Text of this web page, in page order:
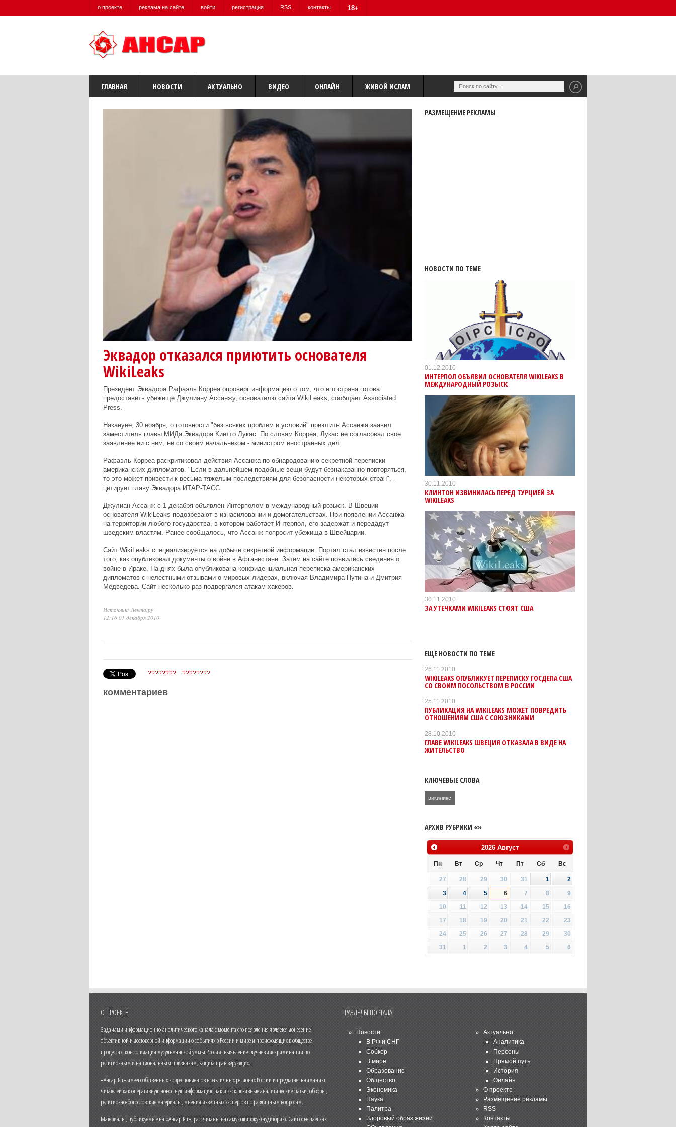
о проекте реклама на сайте войти регистрация RSS контакты 18+
ГЛАВНАЯ НОВОСТИ АКТУАЛЬНО ВИДЕО ОНЛАЙН ЖИВОЙ ИСЛАМ
Эквадор отказался приютить основателя
WikiLeaks
Президент Эквадора Рафаэль Корреа опроверг информацию о том, что его страна готова
предоставить убежище Джулиану Ассанжу, основателю сайта WikiLeaks, сообщает Associated
Press.
Накануне, 30 ноября, о готовности "без всяких проблем и условий" приютить Ассанжа заявил
заместитель главы МИДа Эквадора Кинтто Лукас. По словам Корреа, Лукас не согласовал свое
заявление ни с ним, ни со своим начальником - министром иностранных дел.
Рафаэль Корреа раскритиковал действия Ассанжа по обнародованию секретной переписки
американских дипломатов. "Если в дальнейшем подобные вещи будут безнаказанно повторяться,
то это может привести к весьма тяжелым последствиям для безопасности некоторых стран", -
цитирует главу Эквадора ИТАР-ТАСС.
Джулиан Ассанж c 1 декабря объявлен Интерполом в международный розыск. В Швеции
основателя WikiLeaks подозревают в изнасиловании и домогательствах. При появлении Ассанжа
на территории любого государства, в котором работает Интерпол, его задержат и передадут
шведским властям. Ранее сообщалось, что Ассанж попросит убежища в Швейцарии.
Сайт WikiLeaks специализируется на добыче секретной информации. Портал стал известен после
того, как опубликовал документы о войне в Афганистане. Затем на сайте появились сведения о
войне в Ираке. На днях была опубликована конфиденциальная переписка американских
дипломатов с нелестными отзывами о мировых лидерах, включая Владимира Путина и Дмитрия
Медведева. Сайт несколько раз подвергался атакам хакеров.
Источник: Лента.ру
12:16 01 декабря 2010
???????? ????????
комментариев
РАЗМЕЩЕНИЕ РЕКЛАМЫ
НОВОСТИ ПО ТЕМЕ
01.12.2010
ИНТЕРПОЛ ОБЪЯВИЛ ОСНОВАТЕЛЯ WIKILEAKS В
МЕЖДУНАРОДНЫЙ РОЗЫСК
30.11.2010
КЛИНТОН ИЗВИНИЛАСЬ ПЕРЕД ТУРЦИЕЙ ЗА
WIKILEAKS
30.11.2010
ЗА УТЕЧКАМИ WIKILEAKS СТОЯТ США
ЕЩЕ НОВОСТИ ПО ТЕМЕ
26.11.2010
WIKILEAKS ОПУБЛИКУЕТ ПЕРЕПИСКУ ГОСДЕПА США
СО СВОИМ ПОСОЛЬСТВОМ В РОССИИ
25.11.2010
ПУБЛИКАЦИЯ НА WIKILEAKS МОЖЕТ ПОВРЕДИТЬ
ОТНОШЕНИЯМ США С СОЮЗНИКАМИ
28.10.2010
ГЛАВЕ WIKILEAKS ШВЕЦИЯ ОТКАЗАЛА В ВИДЕ НА
ЖИТЕЛЬСТВО
КЛЮЧЕВЫЕ СЛОВА
викиликс
АРХИВ РУБРИКИ «»
2026 Август
Пн Вт Ср Чт Пт Сб Вс
27 28 29 30 31 1
2
3
4 5 6 7 8
9
10
11 12 13 14 15
16
17
18 19 20 21 22
23
24
25 26 27 28 29
30
31
1 2 3 4 5 6
О ПРОЕКТЕ
Задачами информационно-аналитического канала с момента его появления является донесение
объективной и достоверной информации о событиях в России и мире и происходящих в обществе
процессах, консолидация мусульманской уммы России, выявление случаев дискриминации по
религиозным и национальным признакам, защита прав верующих.
«Ансар.Ru» имеет собственных корреспондентов в различных регионах России и предлагает вниманию
читателей как оперативную новостную информацию, так и эксклюзивные аналитические статьи, обзоры,
религиозно-богословские материалы, мнения известных экспертов по различным вопросам.
Материалы, публикуемые на «Ансар.Ru», рассчитаны на самую широкую аудиторию. Сайт освещает как
РАЗДЕЛЫ ПОРТАЛА
Новости
В РФ и СНГ
Собкор
В мире
Образование
Общество
Экономика
Наука
Палитра
Здоровый образ жизни
Актуально
Аналитика
Персоны
Прямой путь
История
Онлайн
О проекте
Размещение рекламы
RSS
Контакты